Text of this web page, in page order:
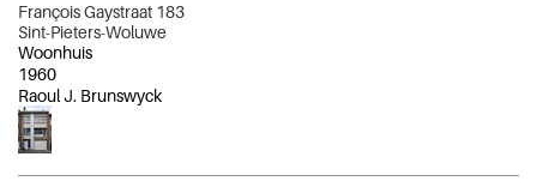
François Gaystraat 183
Sint-Pieters-Woluwe
Woonhuis
1960
Raoul J. Brunswyck